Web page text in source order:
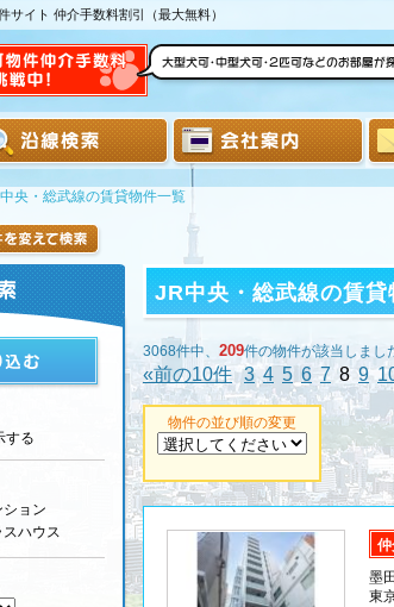
サイト 仲介手数料割引（最大無料）
央・総武線の賃貸物件一覧
JR中央・総武線の賃貸
3068件中、 209件の物件が該当しまし
«前の10件 3 4 5 6 7 8 9
物件の並び順の変更
墨
東
する
ション
スハウス